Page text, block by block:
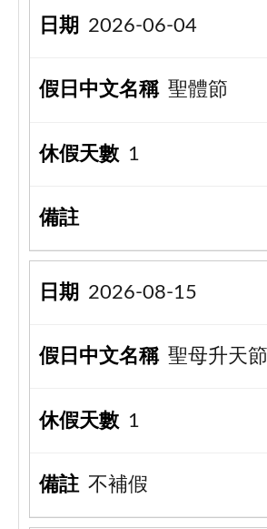
2026-06-04
聖體節
1
2026-08-15
聖母升天節
1
不補假